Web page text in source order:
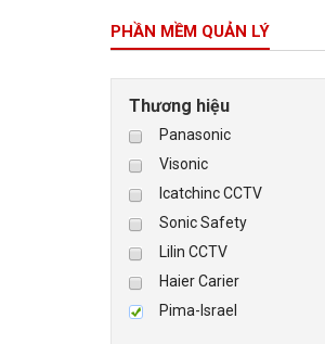
PHẦN MỀM QUẢN LÝ
Thương hiệu
Panasonic
Visonic
Icatchinc CCTV
Sonic Safety
Lilin CCTV
Haier Carier
Pima-Israel
TRANG CHỦ
THIẾT BỊ SIÊU THỊ, THƯ VIỆN
CAMERA GIÁM SÁT
BÁO ĐỘNG, BÁO CHÁY
NHÀ THÔNG MINH